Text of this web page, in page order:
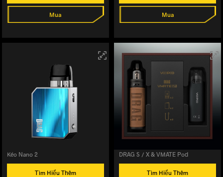
Mua Mua
Kéo Nano 2
Tìm Hiểu Thêm
DRAG S / X & VMATE Pod
Tìm Hiểu Thêm